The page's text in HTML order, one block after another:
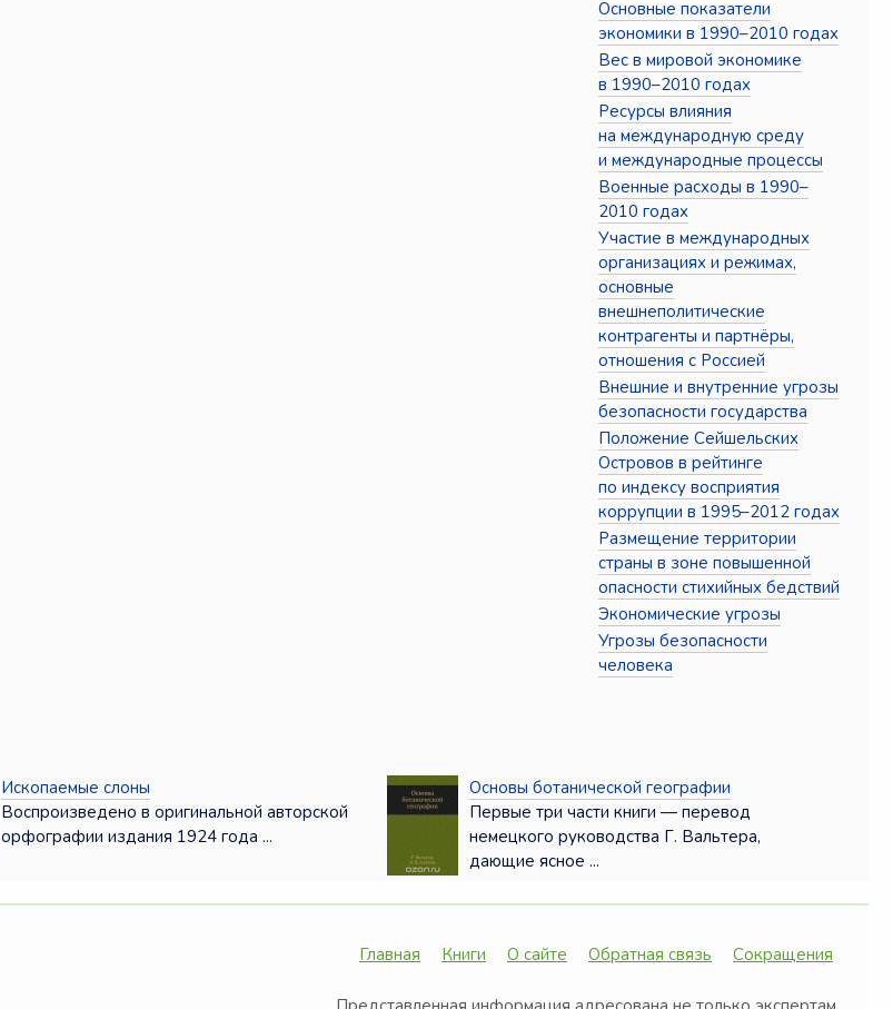
Основные показатели
экономики в 1990–2010 годах
Вес в мировой экономике
в 1990–2010 годах
Ресурсы влияния
на международную среду
и международные процессы
Военные расходы в 1990–
2010 годах
Участие в международных
организациях и режимах,
основные
внешнеполитические
контрагенты и партнёры,
отношения с Россией
Внешние и внутренние угрозы
безопасности государства
Положение Сейшельских
Островов в рейтинге
по индексу восприятия
коррупции в 1995–2012 годах
Размещение территории
страны в зоне повышенной
опасности стихийных бедствий
Экономические угрозы
Угрозы безопасности
человека
Ископаемые слоны
Воспроизведено в оригинальной авторской
орфографии издания 1924 года ...
Основы ботанической географии
Первые три части книги — перевод
немецкого руководства Г. Вальтера,
дающие ясное ...
Главная Книги О сайте Обратная связь Сокращения